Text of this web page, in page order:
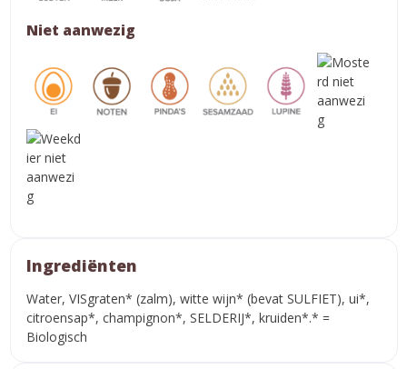
Niet aanwezig
Ingrediënten
Water, VISgraten* (zalm), witte wijn* (bevat SULFIET), ui*,
citroensap*, champignon*, SELDERIJ*, kruiden*.* =
Biologisch